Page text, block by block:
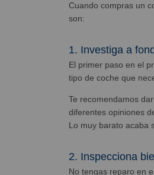
Cuando compras un
son:
1. Investiga a
El primer paso en el
tipo de coche que
Te recomendamos
diferentes opiniones
Lo muy barato acaba
2. Inspecciona
No tengas reparo en